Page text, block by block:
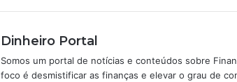
Dinheiro Portal
Somos um portal de notícias e conteúdos sobre
foco é desmistificar as finanças e elevar o grau de